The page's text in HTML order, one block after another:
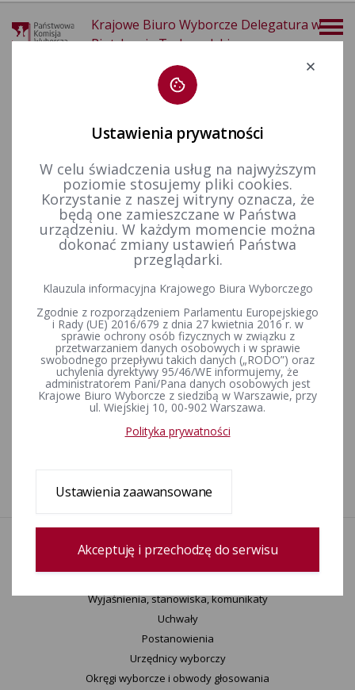
Krajowe Biuro Wyborcze Delegatura w
Piotrkowie Trybunalskim
Wybory samorządowe i referenda lokalne
Wybory i referenda w toku kadencji 2010-2014
Wybory i referenda w toku kadencji 2006-2010
Aktualności
Wydarzenia
Wyjaśnienia, stanowiska, komunikaty
Uchwały
Postanowienia
Urzędnicy wyborczy
Okręgi wyborcze i obwody głosowania
Ustawienia prywatności
W celu świadczenia usług na najwyższym
poziomie stosujemy pliki cookies.
Korzystanie z naszej witryny oznacza, że
będą one zamieszczane w Państwa
urządzeniu. W każdym momencie można
dokonać zmiany ustawień Państwa
przeglądarki.
Klauzula informacyjna Krajowego Biura Wyborczego
Zgodnie z rozporządzeniem Parlamentu Europejskiego
i Rady (UE) 2016/679 z dnia 27 kwietnia 2016 r. w
sprawie ochrony osób fizycznych w związku z
przetwarzaniem danych osobowych i w sprawie
swobodnego przepływu takich danych („RODO”) oraz
uchylenia dyrektywy 95/46/WE informujemy, że
administratorem Pani/Pana danych osobowych jest
Krajowe Biuro Wyborcze z siedzibą w Warszawie, przy
ul. Wiejskiej 10, 00-902 Warszawa.
Polityka prywatności
Ustawienia zaawansowane
Akceptuję i przechodzę do serwisu